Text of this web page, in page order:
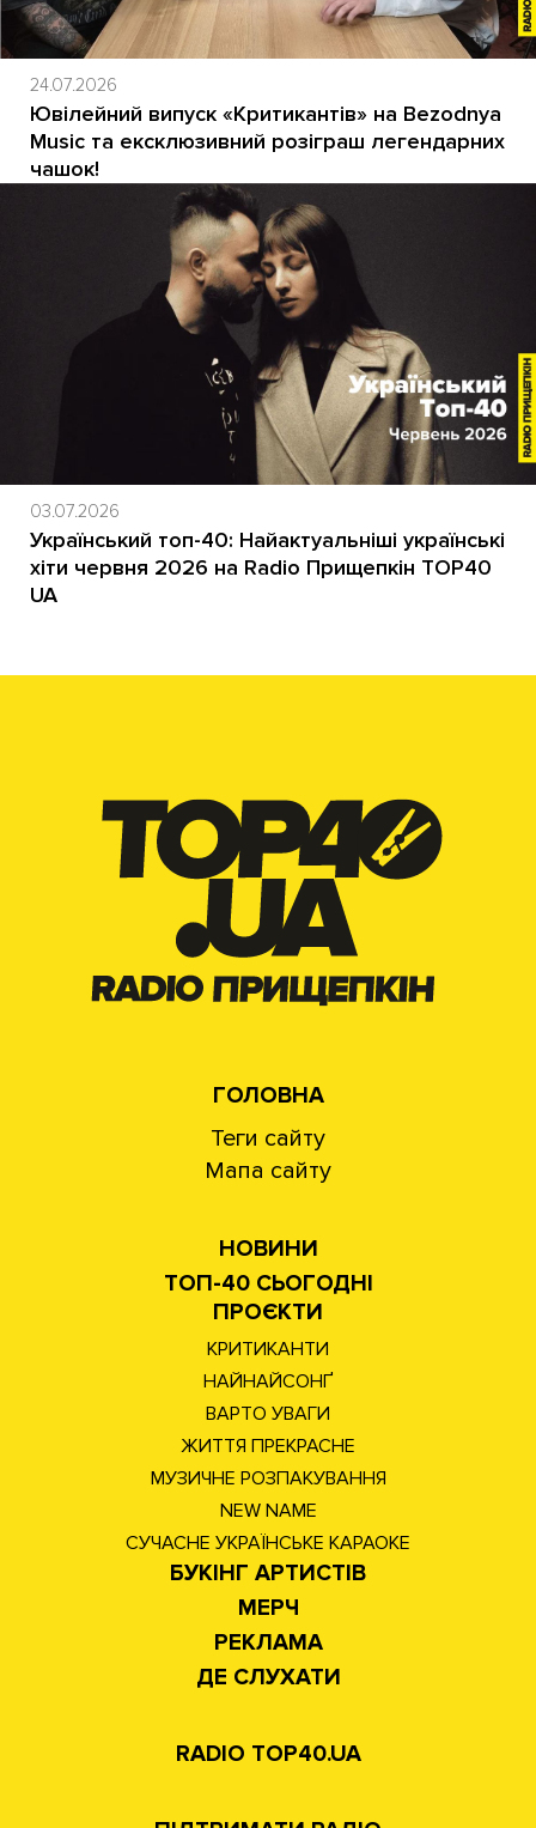
24.07.2026
Ювілейний випуск «Критикантів» на Bezodnya
Music та ексклюзивний розіграш легендарних
чашок!
03.07.2026
Український топ-40: Найактуальніші українські
хіти червня 2026 на Radio Прищепкін TOP40
UA
ГОЛОВНА
Теги сайту
Мапа сайту
НОВИНИ
ТОП-40 СЬОГОДНІ
ПРОЄКТИ
КРИТИКАНТИ
НАЙНАЙСОНҐ
ВАРТО УВАГИ
ЖИТТЯ ПРЕКРАСНЕ
МУЗИЧНЕ РОЗПАКУВАННЯ
NEW NAME
СУЧАСНЕ УКРАЇНСЬКЕ КАРАОКЕ
БУКІНГ АРТИСТІВ
МЕРЧ
РЕКЛАМА
ДЕ СЛУХАТИ
RADIO TOP40.UA